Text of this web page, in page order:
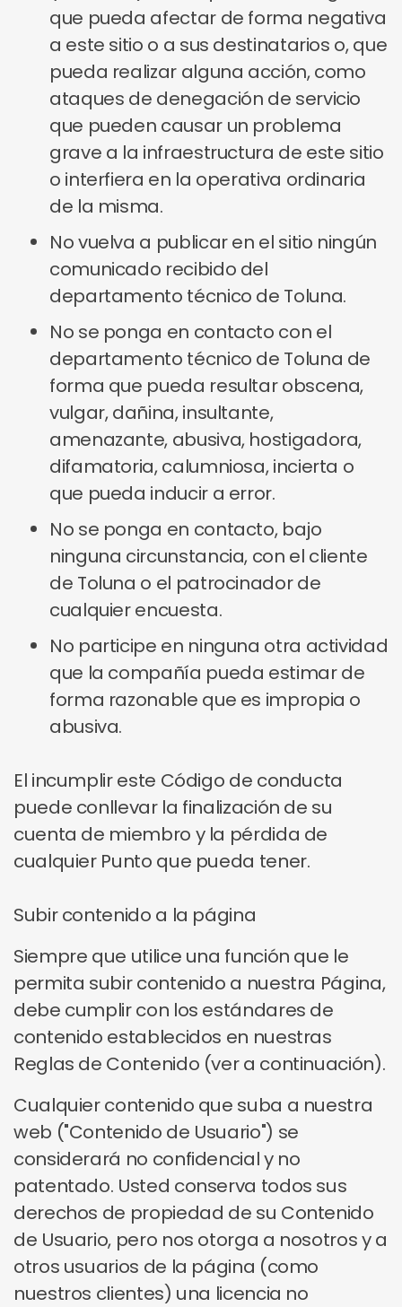
que pueda afectar de forma negativa
a este sitio o a sus destinatarios o, que
pueda realizar alguna acción, como
ataques de denegación de servicio
que pueden causar un problema
grave a la infraestructura de este sitio
o interfiera en la operativa ordinaria
de la misma.
No vuelva a publicar en el sitio ningún
comunicado recibido del
departamento técnico de Toluna.
No se ponga en contacto con el
departamento técnico de Toluna de
forma que pueda resultar obscena,
vulgar, dañina, insultante,
amenazante, abusiva, hostigadora,
difamatoria, calumniosa, incierta o
que pueda inducir a error.
No se ponga en contacto, bajo
ninguna circunstancia, con el cliente
de Toluna o el patrocinador de
cualquier encuesta.
No participe en ninguna otra actividad
que la compañía pueda estimar de
forma razonable que es impropia o
abusiva.
El incumplir este Código de conducta
puede conllevar la finalización de su
cuenta de miembro y la pérdida de
cualquier Punto que pueda tener.
Subir contenido a la página
Siempre que utilice una función que le
permita subir contenido a nuestra Página,
debe cumplir con los estándares de
contenido establecidos en nuestras
Reglas de Contenido (ver a continuación).
Cualquier contenido que suba a nuestra
web ("Contenido de Usuario") se
considerará no confidencial y no
patentado. Usted conserva todos sus
derechos de propiedad de su Contenido
de Usuario, pero nos otorga a nosotros y a
otros usuarios de la página (como
nuestros clientes) una licencia no